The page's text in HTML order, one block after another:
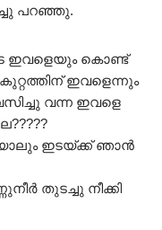
പറഞ്ഞു.
ഇവളെയും കൊണ്ട്
ഇവളെന്നും
വന്ന ഇവളെ
ഇടയ്ക്ക് ഞാൻ
തുടച്ചു നീക്കി